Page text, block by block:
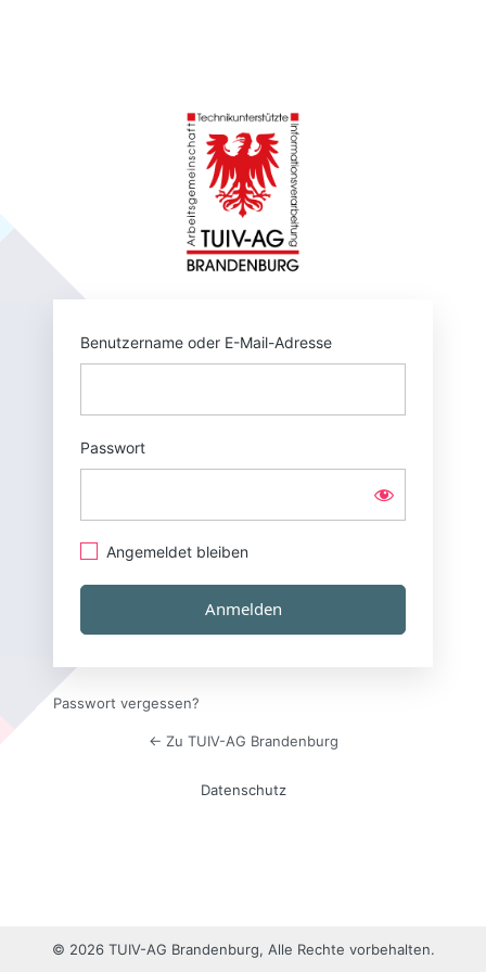
Benutzername oder E-Mail-Adresse
Passwort
Angemeldet bleiben
Passwort vergessen?
← Zu TUIV-AG Brandenburg
Datenschutz
© 2026 TUIV-AG Brandenburg, Alle Rechte vorbehalten.